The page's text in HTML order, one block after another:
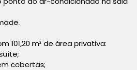
101,20 m² de área privativa:
cobertas;